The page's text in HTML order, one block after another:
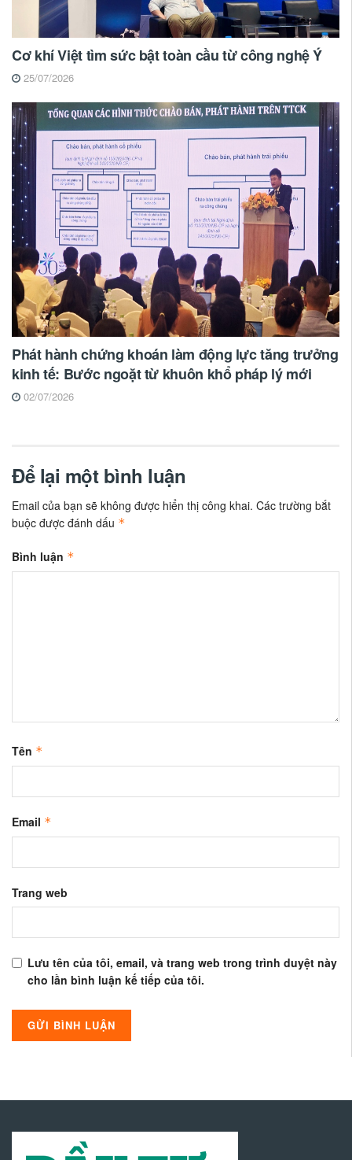
Cơ khí Việt tìm sức bật toàn cầu từ công nghệ Ý
25/07/2026
Phát hành chứng khoán làm động lực tăng trưởng
kinh tế: Bước ngoặt từ khuôn khổ pháp lý mới
02/07/2026
Để lại một bình luận
Email của bạn sẽ không được hiển thị công khai. Các trường bắt
buộc được đánh dấu *
Bình luận *
Tên *
Email *
Trang web
Lưu tên của tôi, email, và trang web trong trình duyệt này
cho lần bình luận kế tiếp của tôi.